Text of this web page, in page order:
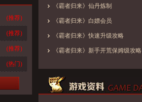
(推荐)
(推荐)
(推荐)
(热门)
《霸者归来》仙丹炼制
《霸者归来》白嫖会员
《霸者归来》快速升级攻略
《霸者归来》新手开荒保姆级攻略